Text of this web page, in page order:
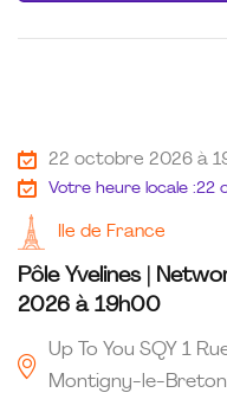
22 octobre 2026 à
Votre heure locale :22
Ile de France
Pôle Yvelines |
2026 à 19h00
Up To You SQY 1
Montigny-le-